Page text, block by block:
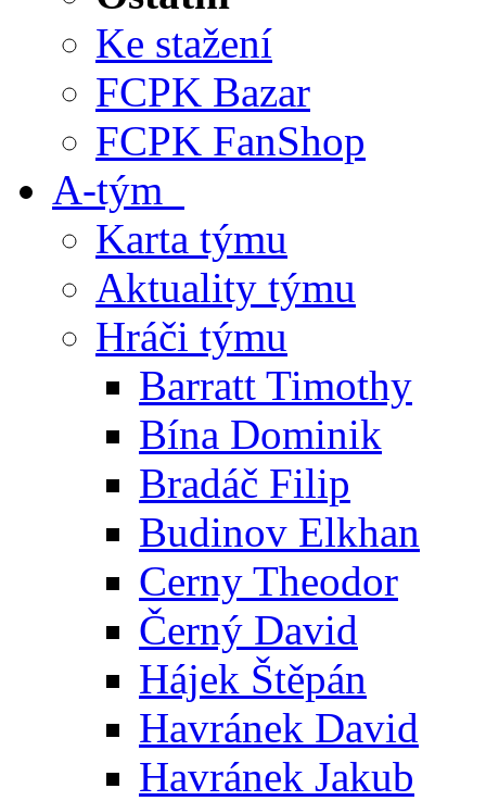
Ke stažení
FCPK Bazar
FCPK FanShop
A-tým
Karta týmu
Aktuality týmu
Hráči týmu
Barratt Timothy
Bína Dominik
Bradáč Filip
Budinov Elkhan
Cerny Theodor
Černý David
Hájek Štěpán
Havránek David
Havránek Jakub